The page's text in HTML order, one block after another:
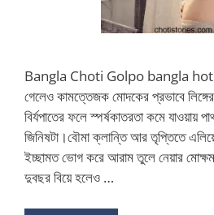
Bangla Choti Golpo bangla hot
গেলেও কামত্তেজক মোদকের প্রভাবে
বির্যপাতের ফলে স্পর্ষকাতরতা কমে যাওয়ায়
জিনিষটা।বৌমা ক্লান্তি আর তৃপ্তিতে
ইচ্ছামত ভোগ করে আরাম তুলে নেয়ার
দুবছর বিয়ে হলেও …